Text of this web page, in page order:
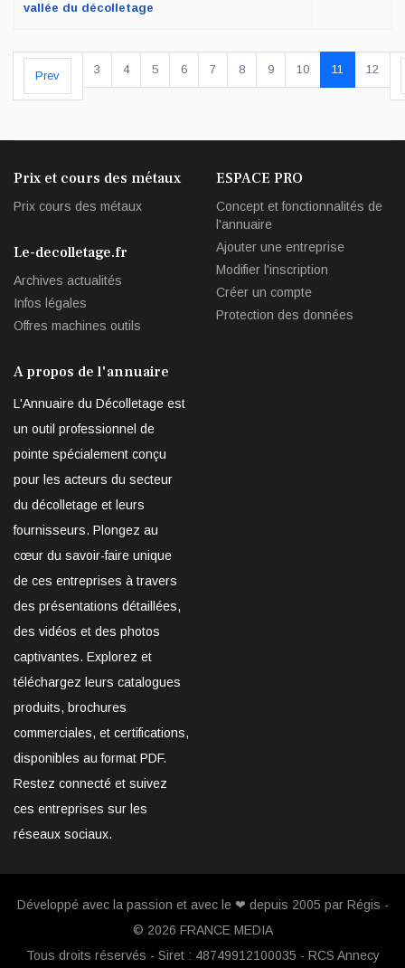
vallée du décolletage
Page 11 sur 12
Prev 3 4 5 6 7 8 9 10 11 12
Prix et cours des métaux
Prix cours des métaux
Le-decolletage.fr
Archives actualités
Infos légales
Offres machines outils
ESPACE PRO
Concept et fonctionnalités de
l'annuaire
Ajouter une entreprise
Modifier l'inscription
Créer un compte
Protection des données
A propos de l'annuaire
L'Annuaire du Décolletage est
un outil professionnel de
pointe spécialement conçu
pour les acteurs du secteur
du décolletage et leurs
fournisseurs. Plongez au
cœur du savoir-faire unique
de ces entreprises à travers
des présentations détaillées,
des vidéos et des photos
captivantes. Explorez et
téléchargez leurs catalogues
produits, brochures
commerciales, et certifications,
disponibles au format PDF.
Restez connecté et suivez
ces entreprises sur les
réseaux sociaux.
Développé avec la passion et avec le ❤ depuis 2005 par Régis -
© 2026 FRANCE MEDIA
Tous droits réservés - Siret : 48749912100035 - RCS Annecy